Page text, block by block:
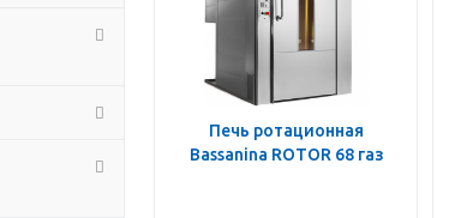
Печь ротационная
Bassanina ROTOR 68 газ